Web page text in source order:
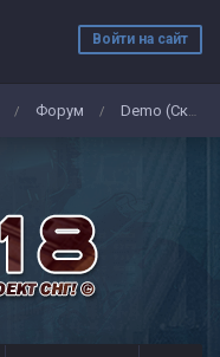
Войти на сайт
/ Форум / Demo (Скриншоты)